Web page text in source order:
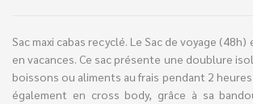
Sac maxi cabas recyclé. Le Sac de voyage
en vacances. Ce sac présente une doublure
boissons ou aliments au frais pendant 2
également en cross body, grâce à sa